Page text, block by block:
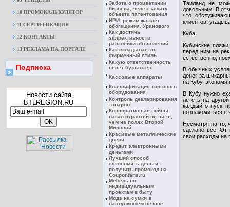
10 ПРОМОКАЛЬКУЛЯТОР
11 СЕРТИФИКАЦИЯ
12 КОНТАКТЫ
13 РЕКЛАМА НА ПОРТАЛЕ
Подписка
Новости сайта
BTLREGION.RU
Забота о процветании
бизнеса, через защиту
объекта патентования
ИРИ: режим жаждет
обогащения. Уранового
Как достичь
эффективности
расклейки объявлений
Как складывается
фирменный стиль
Какую ответственность
несет бухгалтер
Кассовые аппараты
Классификация торгового
оборудования
Контроль декларирования
товаров
Корпоративные войны:
накал страстей не ниже,
чем на полях Второй
Мировой
Красивые металлические
двери
Кредит электронными
деньгами
Лучший способ
сэкономить деньги -
получить промокод на
Couponfans.ru
Мебель по
индивидуальным
проектам в быту
Мода на сумки в
наступившем сезоне
Таиланд не
довольным. В
что
клиентов,
Куба
Кубинские
перед ним на
естественно,
В обычных
денег за
на Кубу, экономя
В Кубу нужно
лететь на
каждый отпуск
познакомиться
Несмотря на то,
сделано все. От
свои расходы на